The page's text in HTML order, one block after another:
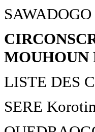
MOUHOUN
LISTE DES
SERE